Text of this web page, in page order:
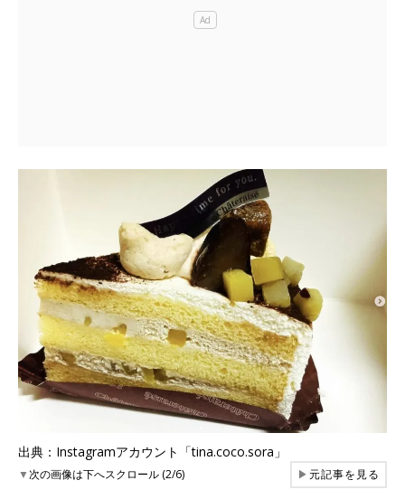
出典：Instagramアカウント「tina.coco.sora」
▼次の画像は下へスクロール (2/6) ▶元記事を見る